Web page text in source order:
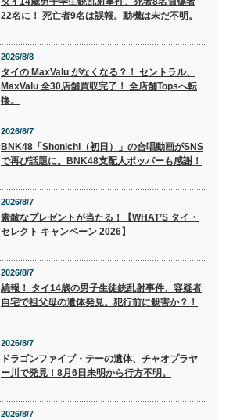
22名に！ 死亡者9名は誤報。動機は未だ不明。
2026/8/8
タイの MaxValu がなくなる？！ セントラル、
MaxValu 全30店舗買収完了！ 全店舗Topsへ転
換。
2026/8/7
BNK48「Shonichi（初日）」の合唱動画がSNS
で再び話題に。BNK48支配人ポッパーも感謝！
2026/8/7
素敵なプレゼントが当たる！【WHAT’S タイ・
セレクト キャンペーン 2026】
2026/8/7
続報！ タイ14歳の男子生徒銃乱射事件、容疑者
自宅で祖父母の遺体発見。犯行前に殺害か？！
2026/8/7
ドラゴンファイブ・テーの遺体、チャオプラヤ
ー川で発見！8月6日未明から行方不明。
2026/8/7